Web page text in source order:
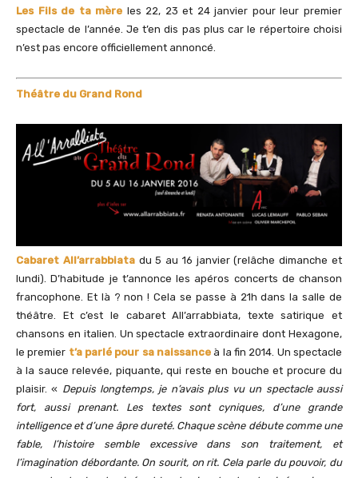
Les Fils de ta mère les 22, 23 et 24 janvier pour leur premier
spectacle de l’année. Je t’en dis pas plus car le répertoire choisi
n’est pas encore officiellement annoncé.
Théâtre du Grand Rond
Cabaret All’arrabbiata du 5 au 16 janvier (relâche dimanche et
lundi). D’habitude je t’annonce les apéros concerts de chanson
francophone. Et là ? non ! Cela se passe à 21h dans la salle de
théâtre. Et c’est le cabaret All’arrabbiata, texte satirique et
chansons en italien. Un spectacle extraordinaire dont Hexagone,
le premier t’a parlé pour sa naissanceà la fin 2014. Un spectacle
à la sauce relevée, piquante, qui reste en bouche et procure du
plaisir. « Depuis longtemps, je n’avais plus vu un spectacle aussi
fort, aussi prenant. Les textes sont cyniques, d’une grande
intelligence et d’une âpre dureté. Chaque scène débute comme une
fable, l’histoire semble excessive dans son traitement, et
l’imagination débordante. On sourit, on rit. Cela parle du pouvoir, du